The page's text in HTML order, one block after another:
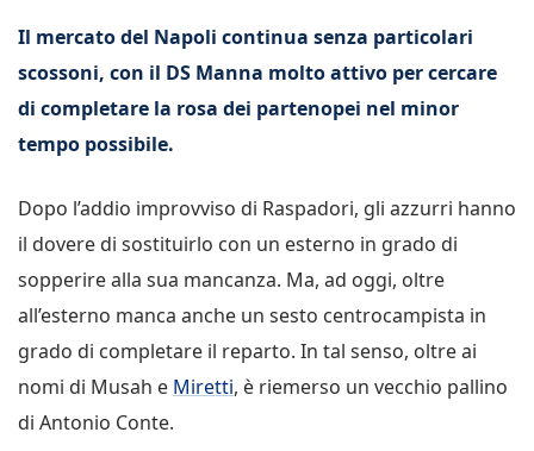
Il mercato del Napoli continua senza particolari
scossoni, con il DS Manna molto attivo per cercare
di completare la rosa dei partenopei nel minor
tempo possibile.
Dopo l’addio improvviso di Raspadori, gli azzurri hanno
il dovere di sostituirlo con un esterno in grado di
sopperire alla sua mancanza. Ma, ad oggi, oltre
all’esterno manca anche un sesto centrocampista in
grado di completare il reparto. In tal senso, oltre ai
nomi di Musah e Miretti, è riemerso un vecchio pallino
di Antonio Conte.